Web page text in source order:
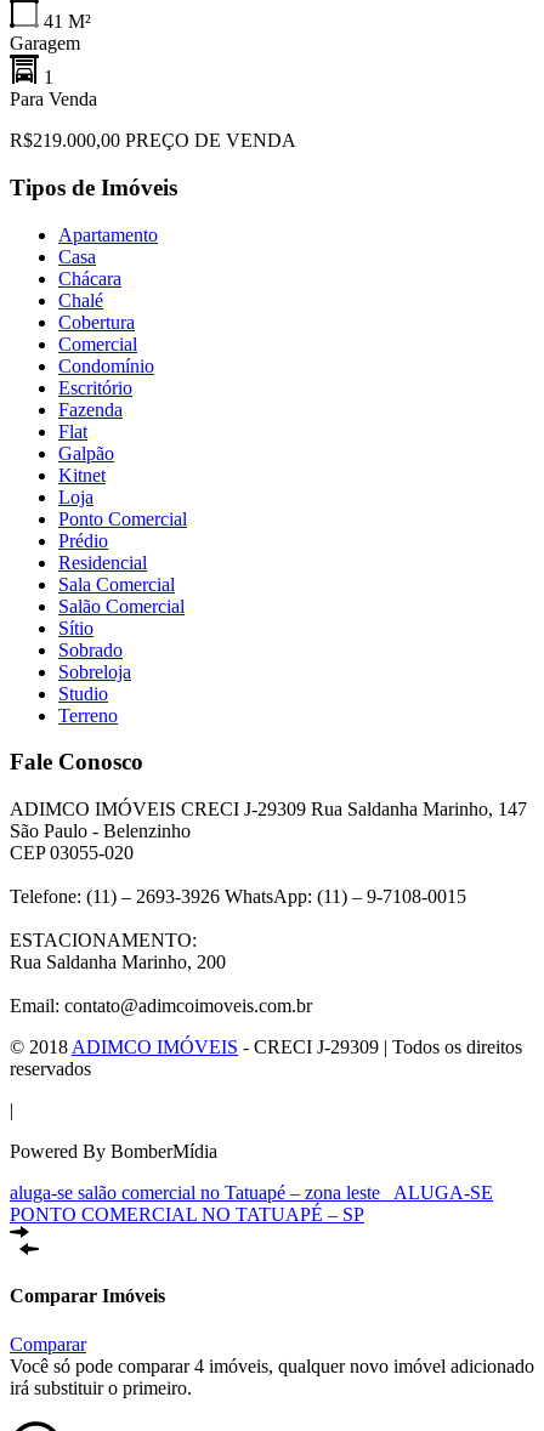
41 M²
Garagem
1
Para Venda
R$219.000,00 PREÇO DE VENDA
Tipos de Imóveis
Apartamento
Casa
Chácara
Chalé
Cobertura
Comercial
Condomínio
Escritório
Fazenda
Flat
Galpão
Kitnet
Loja
Ponto Comercial
Prédio
Residencial
Sala Comercial
Salão Comercial
Sítio
Sobrado
Sobreloja
Studio
Terreno
Fale Conosco
ADIMCO IMÓVEIS CRECI J-29309 Rua Saldanha Marinho, 147
São Paulo - Belenzinho
CEP 03055-020
Telefone: (11) – 2693-3926 WhatsApp: (11) – 9-7108-0015
ESTACIONAMENTO:
Rua Saldanha Marinho, 200
Email: contato@adimcoimoveis.com.br
© 2018 ADIMCO IMÓVEIS - CRECI J-29309 | Todos os direitos
reservados
|
Powered By BomberMídia
aluga-se salão comercial no Tatuapé – zona leste
ALUGA-SE
PONTO COMERCIAL NO TATUAPÉ – SP
Comparar Imóveis
Comparar
Você só pode comparar 4 imóveis, qualquer novo imóvel adicionado
irá substituir o primeiro.